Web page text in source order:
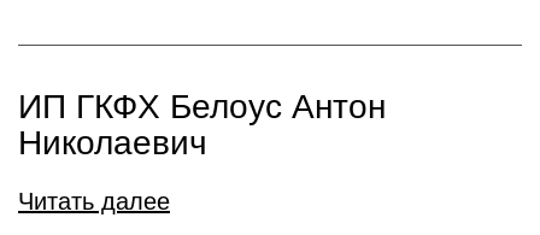
ИП ГКФХ Белоус Антон
Николаевич
Читать далее